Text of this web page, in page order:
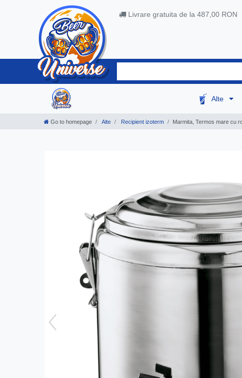
Livrare gratuita de la 487,00 RON
Alte
Go to homepage Alte Recipient izoterm Marmita, Termos mare cu